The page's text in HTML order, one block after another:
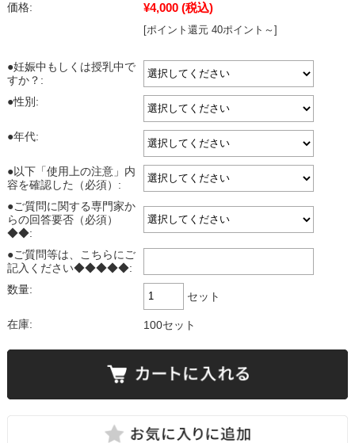
価格: ¥4,000 (税込)
[ポイント還元 40ポイント～]
●妊娠中もしくは授乳中で
すか？:
●性別:
●年代:
●以下「使用上の注意」内
容を確認した（必須）:
●ご質問に関する専門家か
らの回答要否（必須）
◆◆:
●ご質問等は、こちらにご
記入ください◆◆◆◆◆:
数量:
セット
在庫: 100セット